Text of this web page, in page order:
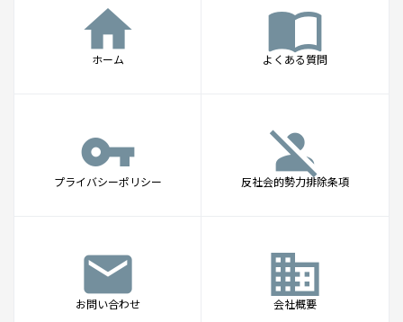
home
ホーム
import_contacts
よくある質問
vpn_key
プライバシーポリシー
person_off
反社会的勢力排除条項
mail
お問い合わせ
business
会社概要